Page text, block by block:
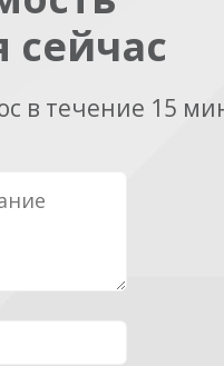
сейчас
в течение 15